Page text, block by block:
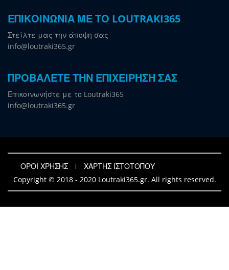
ΕΠΙΚΟΙΝΩΝΙΑ ΜΕ ΤΟ LOUTRAKI365
Στείλτε μας την άποψη σας
info@loutraki365.gr
ΠΡΟΒΑΛΕΤΕ ΤΗΝ ΕΠΙΧΕΙΡΗΣΗ ΣΑΣ
Επικοινωνήστε με το Loutraki365
info@loutraki365.gr
ΟΡΟΙ ΧΡΗΣΗΣ
ΧΑΡΤΗΣ ΙΣΤΟΤΟΠΟΥ
Copyright © 2018 - 2020 Loutraki365.gr. All rights reserved.